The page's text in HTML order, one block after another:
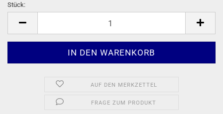
Stück:
AUF DEN MERKZETTEL
FRAGE ZUM PRODUKT